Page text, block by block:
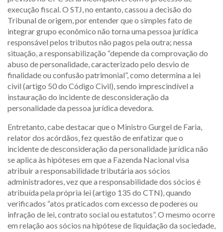
execução fiscal. O STJ, no entanto, cassou a decisão do
Tribunal de origem, por entender que o simples fato de
integrar grupo econômico não torna uma pessoa jurídica
responsável pelos tributos não pagos pela outra; nessa
situação, a responsabilização “depende da comprovação do
abuso de personalidade, caracterizado pelo desvio de
finalidade ou confusão patrimonial”, como determina a lei
civil (artigo 50 do Código Civil), sendo imprescindível a
instauração do incidente de desconsideração da
personalidade da pessoa jurídica devedora.
Entretanto, cabe destacar que o Ministro Gurgel de Faria,
relator dos acórdãos, fez questão de enfatizar que o
incidente de desconsideração da personalidade jurídica não
se aplica às hipóteses em que a Fazenda Nacional visa
atribuir a responsabilidade tributária aos sócios
administradores, vez que a responsabilidade dos sócios é
atribuída pela própria lei (artigo 135 do CTN), quando
verificados “atos praticados com excesso de poderes ou
infração de lei, contrato social ou estatutos”. O mesmo ocorre
em relação aos sócios na hipótese de liquidação da sociedade,